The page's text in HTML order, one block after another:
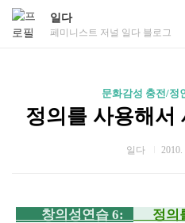
일다
페미니스트 저널 일다 블로그
문화감성 충전/정
정의를 사용해서
일다 2010.
창의성연습 6:
정의